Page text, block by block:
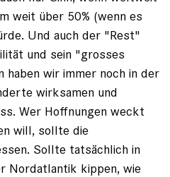
weit über 50% (wenn es
Und auch der "Rest"
und sein "grosses
haben wir immer noch in der
wirksamen und
Wer Hoffnungen weckt
will, sollte die
Sollte tatsächlich in
Nordatlantik kippen, wie